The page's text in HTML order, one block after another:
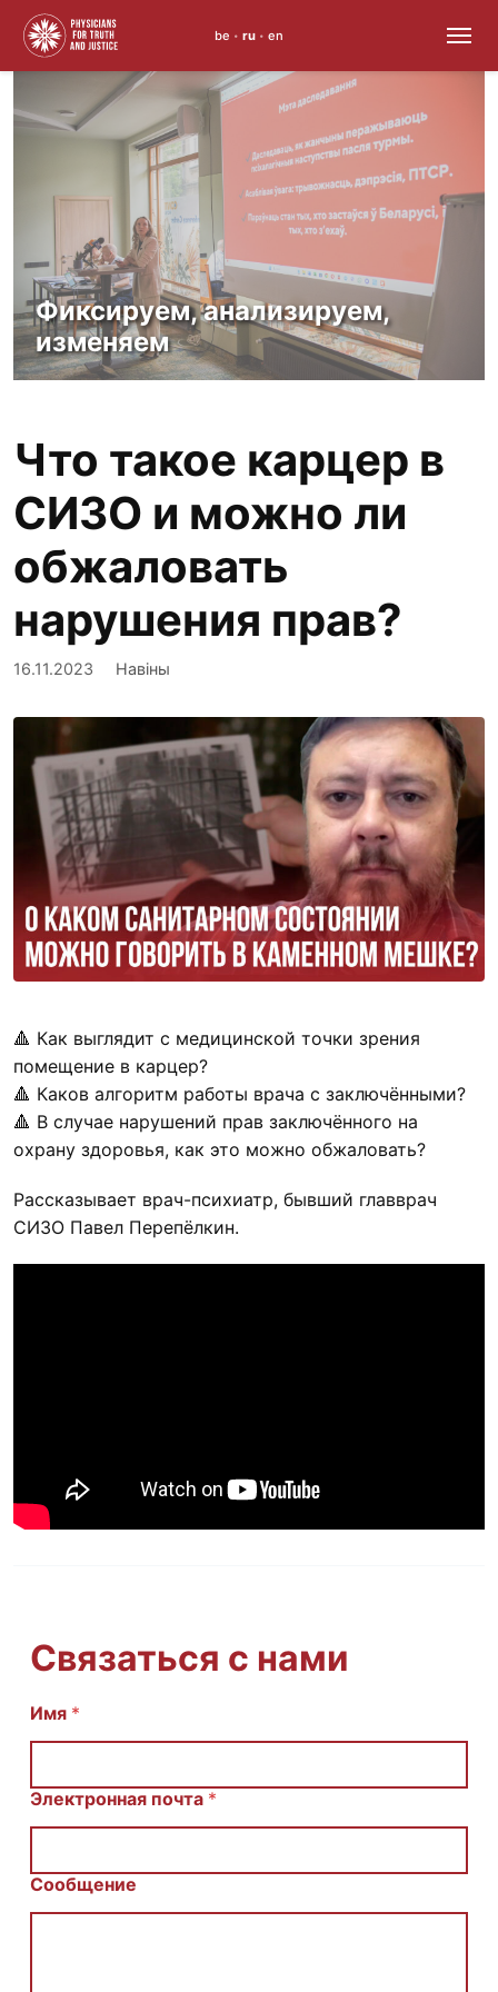
to
content
be • ru • en
Фиксируем, анализируем,
изменяем
Что такое карцер в
СИЗО и можно ли
обжаловать
нарушения прав?
16.11.2023 Навіны
🔺 Как выглядит с медицинской точки зрения
помещение в карцер?
🔺 Каков алгоритм работы врача с заключёнными?
🔺 В случае нарушений прав заключённого на
охрану здоровья, как это можно обжаловать?
Рассказывает врач-психиатр, бывший главврач
СИЗО Павел Перепёлкин.
Связаться с нами
E
l
С
Имя *
Электронная почта *
Сообщение